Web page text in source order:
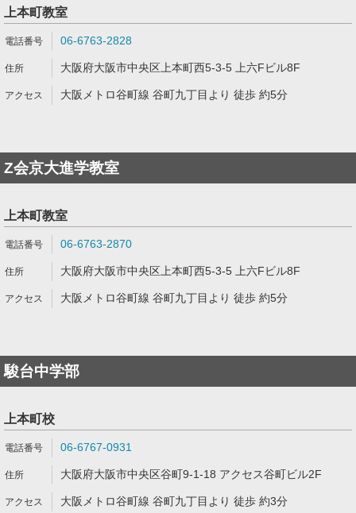
上本町教室
06-6763-2828
大阪府大阪市中央区上本町西5-3-5 上六Fビル8F
大阪メトロ谷町線 谷町九丁目より 徒歩 約5分
Z会京大進学教室
上本町教室
06-6763-2870
大阪府大阪市中央区上本町西5-3-5 上六Fビル8F
大阪メトロ谷町線 谷町九丁目より 徒歩 約5分
駿台中学部
上本町校
06-6767-0931
大阪府大阪市中央区谷町9-1-18 アクセス谷町ビル2F
大阪メトロ谷町線 谷町九丁目より 徒歩 約3分